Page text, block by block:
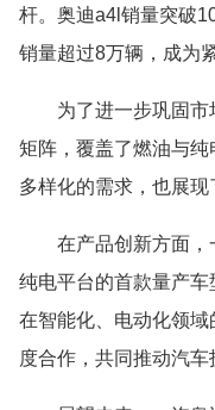
杆。奥迪a4l销量突破
销量超过8万辆，成为
为了进一步巩固
矩阵，覆盖了燃油与
多样化的需求，也展现
在产品创新方面
纯电平台的首款量产
在智能化、电动化领
度合作，共同推动汽车